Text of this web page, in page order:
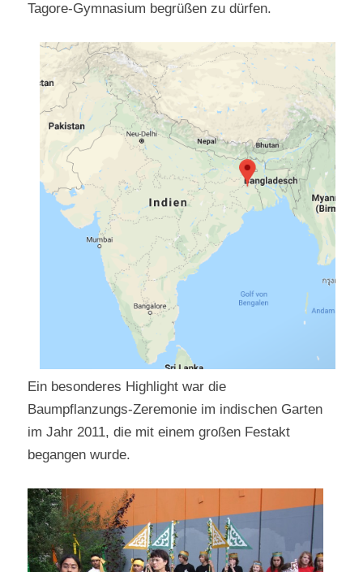
Tagore-Gymnasium begrüßen zu dürfen.
Ein besonderes Highlight war die
Baumpflanzungs-Zeremonie im indischen Garten
im Jahr 2011, die mit einem großen Festakt
begangen wurde.